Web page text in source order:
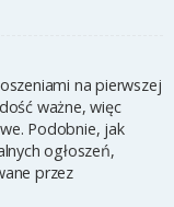
na pierwszej
ważne, więc
Podobnie, jak
ogłoszeń,
przez